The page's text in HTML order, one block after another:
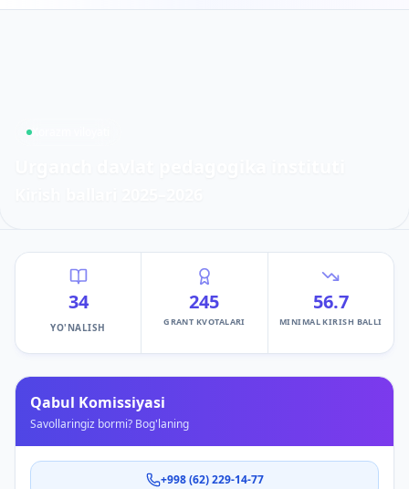
34
YO'NALISH
245
GRANT KVOTALARI
56.7
MINIMAL KIRISH BALLI
Qabul Komissiyasi
Savollaringiz bormi? Bog'laning
+998 (62) 229-14-77